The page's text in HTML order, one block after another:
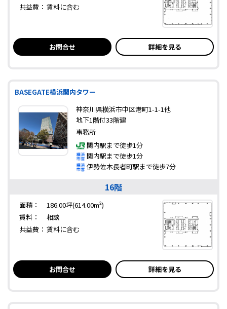
共益費： 賃料に含む
お問合せ 詳細を見る
BASEGATE横浜関内タワー
神奈川県横浜市中区港町1-1-1他
地下1階付33階建
事務所
関内駅まで徒歩1分
関内駅まで徒歩1分
伊勢佐木長者町駅まで徒歩7分
16階
面積：
186.00坪(614.00m²)
賃料：
相談
共益費： 賃料に含む
お問合せ 詳細を見る